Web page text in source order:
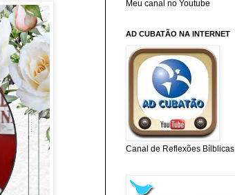
Meu canal no Youtube
AD CUBATÃO NA INTERNET
Canal de Reflexões Bílblicas